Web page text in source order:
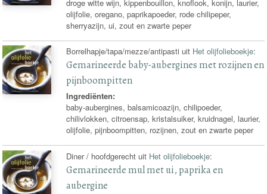
droge witte wijn, kippenbouillon, knoflook, konijn, laurier,
olijfolie, oregano, paprikapoeder, rode chilipeper,
sherryazijn, ui, zout en zwarte peper
Borrelhapje/tapa/mezze/antipasti uit Het olijfolieboekje:
Gemarineerde baby-aubergines met rozijnen en
pijnboompitten
Ingrediënten:
baby-aubergines, balsamicoazijn, chilipoeder,
chilivlokken, citroensap, kristalsuiker, kruidnagel, laurier,
olijfolie, pijnboompitten, rozijnen, zout en zwarte peper
Diner / hoofdgerecht uit Het olijfolieboekje:
Gemarineerde mul met ui, paprika en
aubergine